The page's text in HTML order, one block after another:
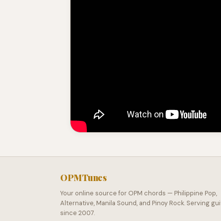
OPMTunes
Your online source for OPM chords — Philippine Pop,
Alternative, Manila Sound, and Pinoy Rock. Serving
since 2007.